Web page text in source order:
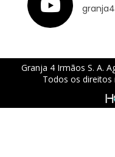
Granja 4 Irmãos S. A.
Todos os direitos